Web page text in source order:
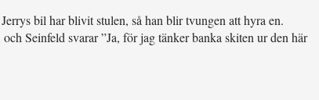
bil har blivit stulen, så han blir tvungen att hyra en.
Seinfeld svarar ”Ja, för jag tänker banka skiten ur den här